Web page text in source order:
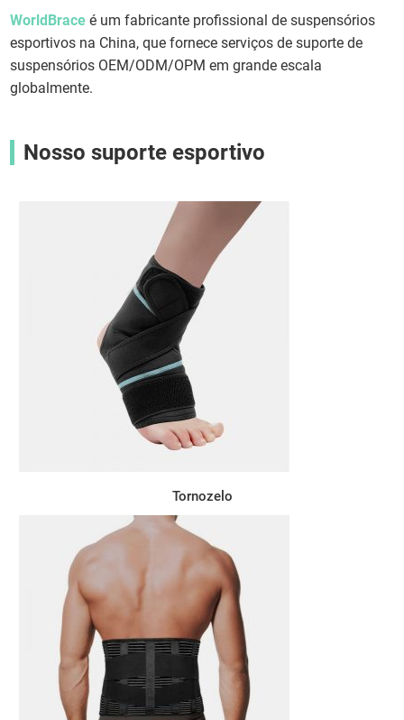
WorldBrace é um fabricante profissional de suspensórios
esportivos na China, que fornece serviços de suporte de
suspensórios OEM/ODM/OPM em grande escala
globalmente.
Nosso suporte esportivo
Tornozelo